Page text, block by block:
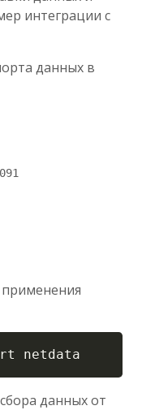
интеграции с
данных в
применения
netdata
данных от